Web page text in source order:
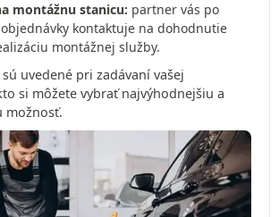
montážnu stanicu: partner vás po
kontaktuje na dohodnutie
montážnej služby.
uvedené pri zadávaní vašej
si môžete vybrať najvýhodnejšiu a
možnosť.